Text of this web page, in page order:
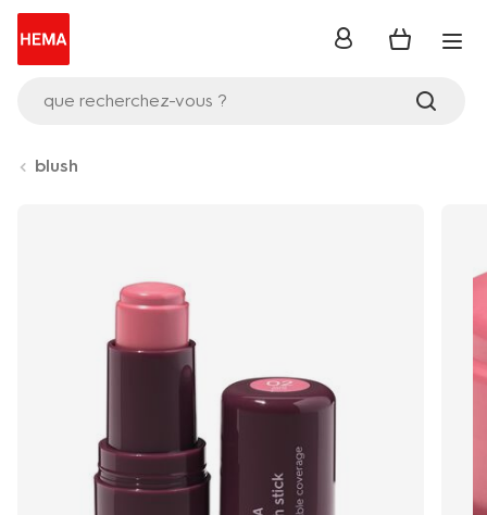
que recherchez-vous ?
se
blush